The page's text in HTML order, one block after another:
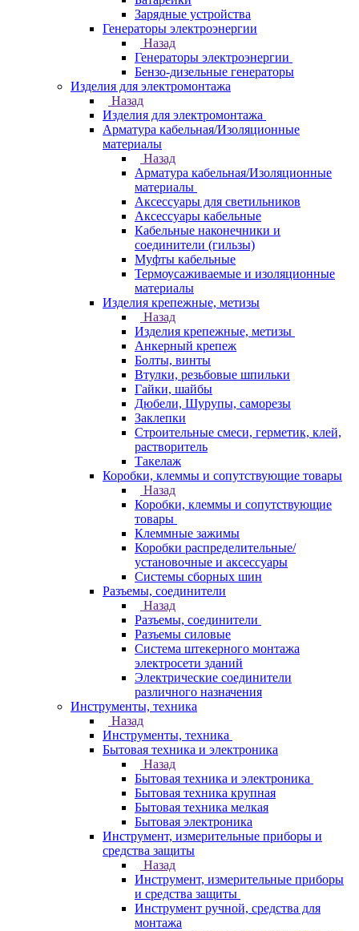
Зарядные устройства
Генераторы электроэнергии
Назад
Генераторы электроэнергии
Бензо-дизельные генераторы
Изделия для электромонтажа
Назад
Изделия для электромонтажа
Арматура кабельная/Изоляционные
материалы
Назад
Арматура кабельная/Изоляционные
материалы
Аксессуары для светильников
Аксессуары кабельные
Кабельные наконечники и
соединители (гильзы)
Муфты кабельные
Термоусаживаемые и изоляционные
материалы
Изделия крепежные, метизы
Назад
Изделия крепежные, метизы
Анкерный крепеж
Болты, винты
Втулки, резьбовые шпильки
Гайки, шайбы
Дюбели, Шурупы, саморезы
Заклепки
Строительные смеси, герметик, клей,
растворитель
Такелаж
Коробки, клеммы и сопутствующие товары
Назад
Коробки, клеммы и сопутствующие
товары
Клеммные зажимы
Коробки распределительные/
установочные и аксессуары
Системы сборных шин
Разъемы, соединители
Назад
Разъемы, соединители
Разъемы силовые
Система штекерного монтажа
электросети зданий
Электрические соединители
различного назначения
Инструменты, техника
Назад
Инструменты, техника
Бытовая техника и электроника
Назад
Бытовая техника и электроника
Бытовая техника крупная
Бытовая техника мелкая
Бытовая электроника
Инструмент, измерительные приборы и
средства защиты
Назад
Инструмент, измерительные приборы
и средства защиты
Инструмент ручной, средства для
монтажа